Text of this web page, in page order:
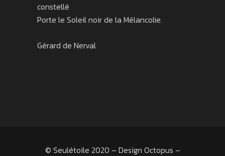
constellé
Porte le Soleil noir de la Mélancolie.
Gérard de Nerval
© Seulétoile 2020 – Design Octopus –